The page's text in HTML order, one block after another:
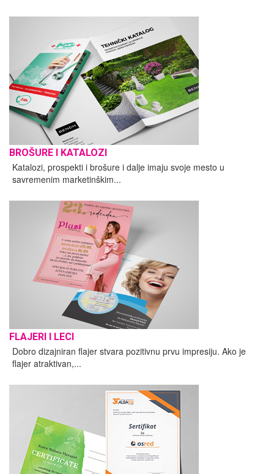
BROŠURE I KATALOZI
Katalozi, prospekti i brošure i dalje imaju svoje mesto u
savremenim marketinškim...
FLAJERI I LECI
Dobro dizajniran flajer stvara pozitivnu prvu impresiju. Ako je
flajer atraktivan,...